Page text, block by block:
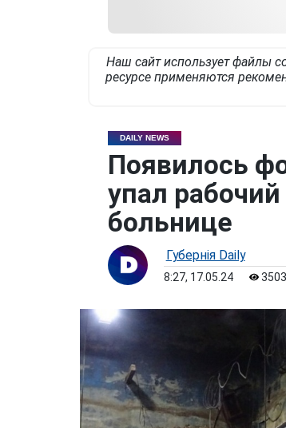
Наш сайт использует файлы
ресурсе применяются
DAILY NEWS
Появилось
упал
больнице
Губернiя Daily
8:27, 17.05.24 3503